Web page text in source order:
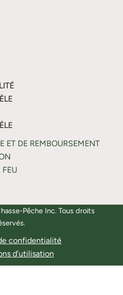
ET DE REMBOURSEMENT
FEU
Pêche Inc. Tous droits
confidentialité
d’utilisation